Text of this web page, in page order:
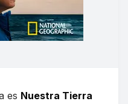
es Nuestra Tierra